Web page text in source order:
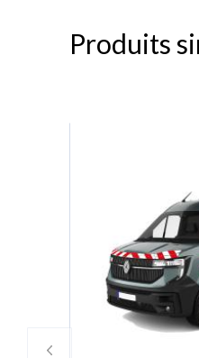
Produits